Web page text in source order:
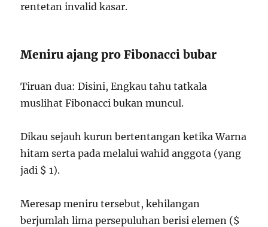
rentetan invalid kasar.
Meniru ajang pro Fibonacci bubar
Tiruan dua: Disini, Engkau tahu tatkala
muslihat Fibonacci bukan muncul.
Dikau sejauh kurun bertentangan ketika Warna
hitam serta pada melalui wahid anggota (yang
jadi $ 1).
Meresap meniru tersebut, kehilangan
berjumlah lima persepuluhan berisi elemen ($